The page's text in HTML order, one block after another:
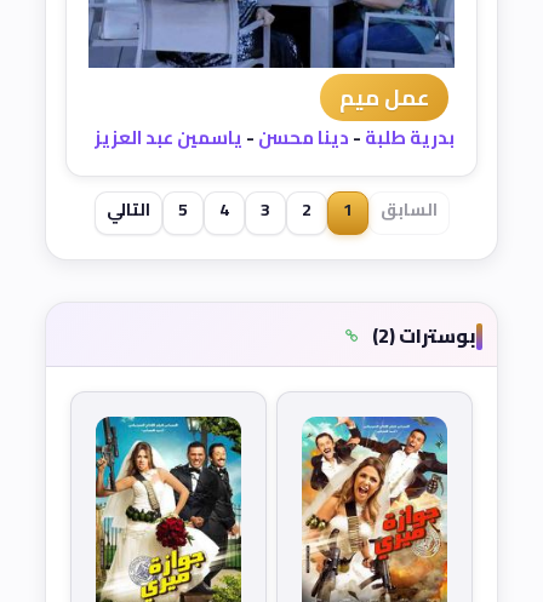
عمل ميم
بدرية طلبة-دينا محسن-ياسمين عبد العزيز
السابق 1
2
3
4
5 التالي
بوسترات (2)